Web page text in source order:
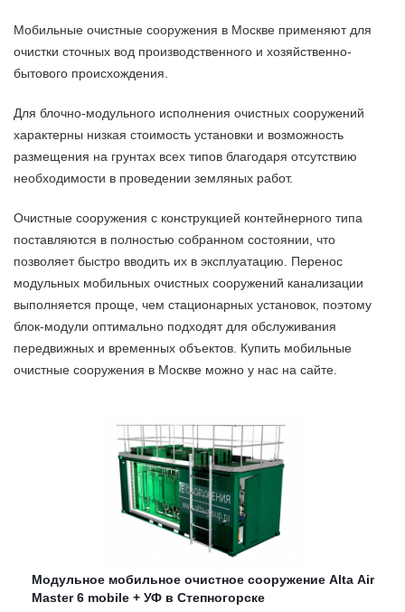
Мобильные очистные сооружения в Москве применяют для
очистки сточных вод производственного и хозяйственно-
бытового происхождения.
Для блочно-модульного исполнения очистных сооружений
характерны низкая стоимость установки и возможность
размещения на грунтах всех типов благодаря отсутствию
необходимости в проведении земляных работ.
Очистные сооружения с конструкцией контейнерного типа
поставляются в полностью собранном состоянии, что
позволяет быстро вводить их в эксплуатацию. Перенос
модульных мобильных очистных сооружений канализации
выполняется проще, чем стационарных установок, поэтому
блок-модули оптимально подходят для обслуживания
передвижных и временных объектов. Купить мобильные
очистные сооружения в Москве можно у нас на сайте.
Модульное мобильное очистное сооружение Alta Air
Master 6 mobile + УФ в Степногорске